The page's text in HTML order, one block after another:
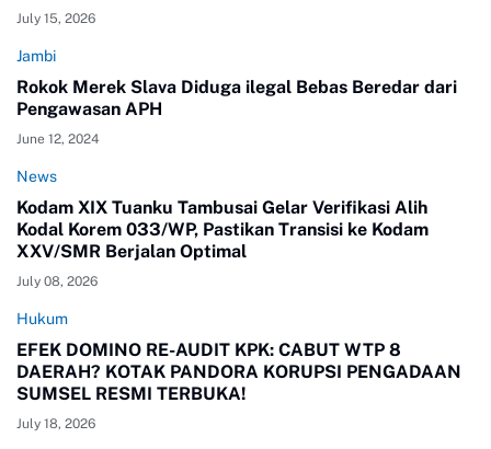
July 15, 2026
Jambi
Rokok Merek Slava Diduga ilegal Bebas Beredar dari
Pengawasan APH
June 12, 2024
News
Kodam XIX Tuanku Tambusai Gelar Verifikasi Alih
Kodal Korem 033/WP, Pastikan Transisi ke Kodam
XXV/SMR Berjalan Optimal
July 08, 2026
Hukum
EFEK DOMINO RE-AUDIT KPK: CABUT WTP 8
DAERAH? KOTAK PANDORA KORUPSI PENGADAAN
SUMSEL RESMI TERBUKA!
July 18, 2026